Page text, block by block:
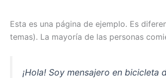
Esta es una página de ejemplo. Es
temas). La mayoría de las personas
¡Hola! Soy mensajero en